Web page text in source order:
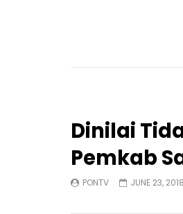
Dinilai
Pemkab
PONTV JUNE 23, 2018